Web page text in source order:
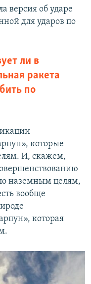
версия об ударе
для ударов по
ли в
ракета
по
которые
И, скажем,
наземным целям,
вообще
которая